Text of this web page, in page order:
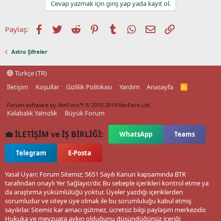
Cevap yazmak için giriş yap yada kayıt ol.
Paylaş: Facebook
TwitterReddit PinterestTumblrWhatsApp
E-postaLink
Astro Şifreler
Türkçe (TR)
İletişim
Koşullar Gizlilik Politikası Yardım Anasayfa
R
Forum software by XenForo™ © 2010-2019 XenForo Ltd.
Kalabalık Yalnızlık Büyük Forum
💼 İLETİŞİM ve İŞ BİRLİĞİ: WhatsApp Teams
Telegram E-Posta
Yasal Uyarı: Forum Sitemiz; 5651 Sayılı Kanun kapsamında BTK
tarafından onaylı Yer Sağlayıcı'dır. Bu sebeple içerikleri kontrol etme ya
da araştırma yükümlülüğü yoktur. Üyeler yazdığı içeriklerden
sorumludur ve siteye üye olmak ile bu sorumluluğu kabul etmiş
sayılırlar. Sitemiz kar amacı gütmez, ücretsiz bilgi paylaşım merkezidir.
Hukuka ve mevzuata aykırı olduğunu düşündüğünüz içeriği